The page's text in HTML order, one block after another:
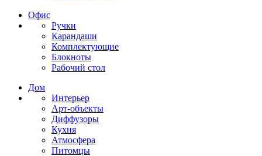
Офис
Ручки
Карандаши
Комплектующие
Блокноты
Рабочий стол
Дом
Интерьер
Арт-объекты
Диффузоры
Кухня
Атмосфера
Питомцы